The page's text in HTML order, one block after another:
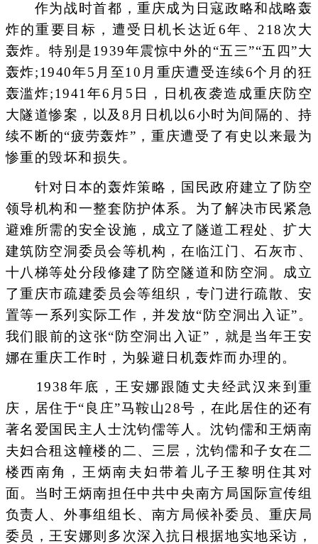
作为战时首都，重庆成为日寇政略和战略轰
炸的重要目标，遭受日机长达近6年、218次大
轰炸。特别是1939年震惊中外的“五三”“五四”大
轰炸;1940年5月至10月重庆遭受连续6个月的狂
轰滥炸;1941年6月5日，日机夜袭造成重庆防空
大隧道惨案，以及8月日机以6小时为间隔的、持
续不断的“疲劳轰炸”，重庆遭受了有史以来最为
惨重的毁坏和损失。
针对日本的轰炸策略，国民政府建立了防空
领导机构和一整套防护体系。为了解决市民紧急
避难所需的安全设施，成立了隧道工程处、扩大
建筑防空洞委员会等机构，在临江门、石灰市、
十八梯等处分段修建了防空隧道和防空洞。成立
了重庆市疏建委员会等组织，专门进行疏散、安
置等一系列实际工作，并发放“防空洞出入证”。
我们眼前的这张“防空洞出入证”，就是当年王安
娜在重庆工作时，为躲避日机轰炸而办理的。
1938年底，王安娜跟随丈夫经武汉来到重
庆，居住于“良庄”马鞍山28号，在此居住的还有
著名爱国民主人士沈钧儒等人。沈钧儒和王炳南
夫妇合租这幢楼的二、三层，沈钧儒和子女在二
楼西南角，王炳南夫妇带着儿子王黎明住其对
面。当时王炳南担任中共中央南方局国际宣传组
负责人、外事组组长、南方局候补委员、重庆局
委员，王安娜则多次深入抗日根据地实地采访，